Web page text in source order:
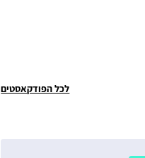
לכל הפודקאסטים